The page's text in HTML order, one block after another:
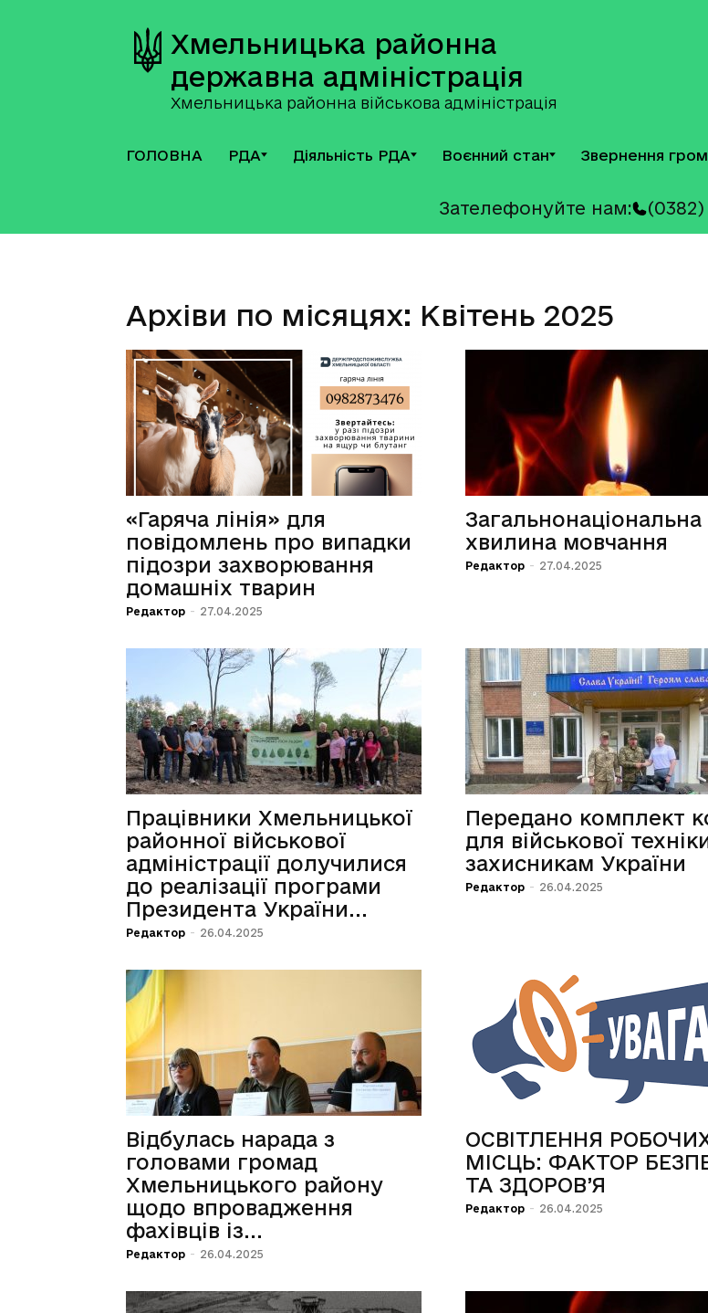
Хмельницька районна
державна адміністрація
Хмельницька районна військова адміністрація
ГОЛОВНА РДА Діяльність РДА Воєнний стан Звернення
Зателефонуйте нам: (0382)
Архіви по місяцях: Квітень 2025
«Гаряча лінія» для
повідомлень про випадки
підозри захворювання
домашніх тварин
Редактор - 27.04.2025
Загальнонаціональна
хвилина мовчання
Редактор - 27.04.2025
Працівники Хмельницької
районної військової
адміністрації долучилися
до реалізації програми
Президента України...
Редактор - 26.04.2025
Передано комплект
для військової
захисникам України
Редактор - 26.04.2025
Відбулась нарада з
головами громад
Хмельницького району
щодо впровадження
фахівців із...
Редактор - 26.04.2025
ОСВІТЛЕННЯ
МІСЦЬ: ФАКТОР
ТА ЗДОРОВ’Я
Редактор - 26.04.2025